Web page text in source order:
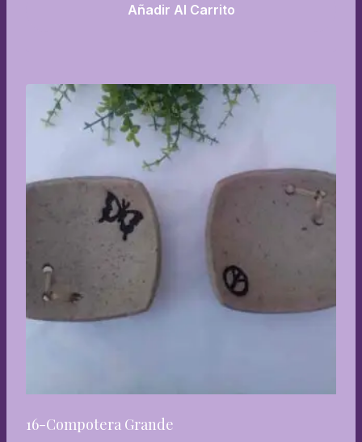
Añadir Al Carrito
16-Compotera Grande